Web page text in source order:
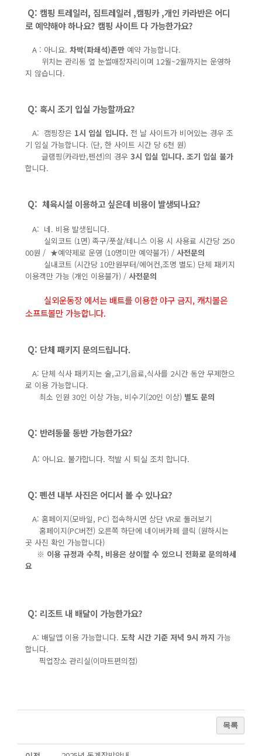
Q: 캠핑 트레일러, 짐트레일러 ,캠핑카 ,개인 카라반은 어디
로 예약해야 하나요? 캠핑 사이트 다 가능한가요?
A : 아니요. 차박(파쇄석)존만 예약 가능합니다.
위치는 관리동 옆 눈썰매장자리이며 12월~2월까지는 운영하
지 않습니다.
Q: 혹시 조기 입실 가능할까요?
A: 캠핑장은 1시 입실 입니다. 전 날 사이트가 비어있는 경우 조
기 입실 가능합니다. (단, 한 사이트 시간 당 6천 원)
글램핑(카라반,펜션)의 경우 3시 입실 입니다. 조기 입실 불가
합니다.
Q: 체육시설 이용하고 싶은데 비용이 발생되나요?
A: 네. 비용 발생됩니다.
실외코트 (1면) 족구/풋살/테니스 이용 시 사용료 시간당 250
00원 / ★예약제로 운영 (10명미만 예약불가) / 사전문의
실내코트 (시간당 10만원부터/에어컨,조명 별도) 단체 패키지
이용객만 가능 (개인 이용불가) / 사전문의
실외운동장 에서는 배트를 이용한 야구 금지, 캐치볼은
소프트볼만 가능합니다.
Q: 단체 패키지 문의드립니다.
A: 단체 식사 패키지는 술,고기,음료,식사를 2시간 동안 무제한으
로 이용 가능합니다.
최소 인원 30인 이상 가능, 비수기(20인 이상) 별도 문의
Q: 반려동물 동반 가능한가요?
A: 아니요. 불가합니다. 적발 시 퇴실 조치 합니다.
Q: 펜션 내부 사진은 어디서 볼 수 있나요?
A: 홈페이지(모바일, PC) 접속하시면 상단 VR로 둘러보기
홈페이지(PC버전) 오른쪽 하단에 네이버카페 클릭 (원하시는
곳 사진 확인 가능합니다)
※ 이용 규정과 수칙, 비용은 상이할 수 있으니 전화로 문의하세
요
Q: 리조트 내 배달이 가능한가요?
A: 배달앱 이용 가능합니다. 도착 시간 기준 저녁 9시 까지 가능
합니다.
픽업장소 관리실(이마트편의점)
목록